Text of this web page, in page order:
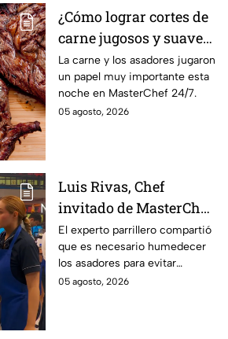
¿Cómo lograr cortes de
carne jugosos y suaves
al estilo MasterChef
24/7?
La carne y los asadores jugaron
un papel muy importante esta
noche en MasterChef 24/7.
05 agosto, 2026
Luis Rivas, Chef
invitado de MasterChef
24/7 destaca la
importancia del agua
para la preparación de
cualquier asado
El experto parrillero compartió
que es necesario humedecer
los asadores para evitar
accidentes
05 agosto, 2026